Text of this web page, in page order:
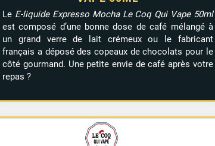
Le E-liquide Expresso Mocha Le Coq Qui Vape 50ml
est composé d’une bonne dose de café mélangé à
un grand verre de lait crémeux ou le fabricant
français a déposé des copeaux de chocolats pour le
côté gourmand. Une petite envie de café après votre
repas ?